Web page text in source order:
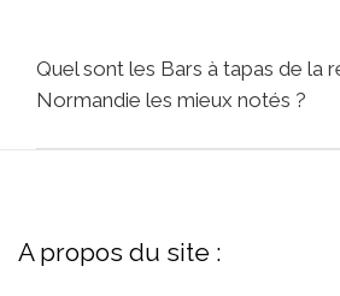
Quel sont les Bars à tapas de la
Normandie les mieux notés ?
A propos du site :